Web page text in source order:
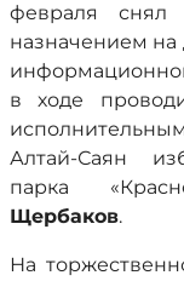
февраля
назначением на
в ходе
Алтай-Саян
парка
Щербаков.
На